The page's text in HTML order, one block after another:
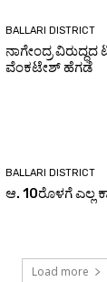
BALLARI DISTRICT
ನಾಗೇಂದ್ರ
ವೆಂಕಟೇಶ್ ಹೆಗಡೆ
BALLARI DISTRICT
ಆ. 10ರೊಳಗೆ ಎಲ್ಲ
Load more